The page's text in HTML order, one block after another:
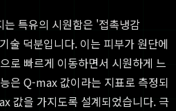
특유의 시원함은 '접촉냉감
덕분입니다. 이는 피부가 원단에
로 빠르게 이동하면서 시원하게 느
은 Q-max 값이라는 지표로 측정되
값을 가지도록 설계되었습니다. 극